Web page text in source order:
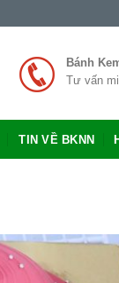
Bánh
Tư vấn
TIN VỀ BKNN